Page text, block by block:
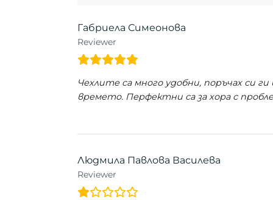
Габриела Симеонова
Reviewer
Чехлите са много удобни, поръчах си
времето. Перфектни са за хора с
Людмила Павлова Василева
Reviewer